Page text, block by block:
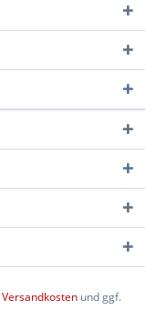
Versandkosten und ggf.